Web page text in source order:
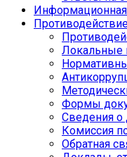
Информационная
Локальные
Формы
Сведения о
Комиссия
Обратная